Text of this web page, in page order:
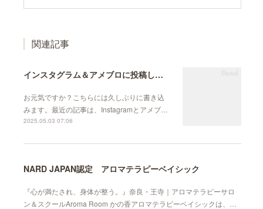
関連記事
インスタグラム＆アメブロに投稿しています
お元気ですか？こちらには久しぶりに書き込
みます。最近の記事は、Instagramとアメブ…
2025.05.03 07:06
NARD JAPAN認定 アロマテラピーベイシック
『心が満たされ、身体が整う。』奈良・王寺｜アロマテラピーサロ
ン＆スクールAroma Room かの香アロマテラピーベイシックは、…